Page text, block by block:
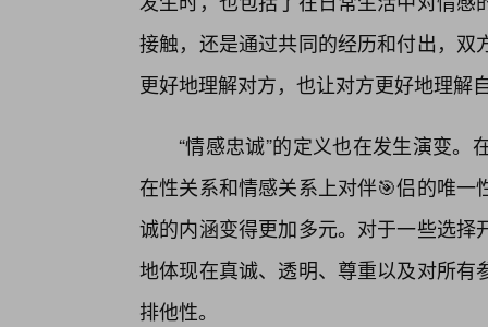
接触，还是通过共同的经历和付出，
更好地理解对方，也让对方更好地理解
“情感忠诚”的定义也在发生演变
在性关系和情感关系上对伴🎯侣的唯
诚的内涵变得更加多元。对于一些选
地体现在真诚、透明、尊重以及对所
排他性。